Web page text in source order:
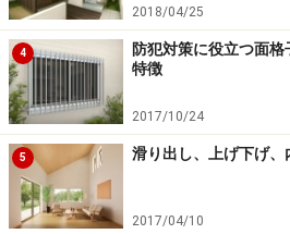
う。
■操作方法 手動タイプ・電動タ
操作方法では、従来よりある手動
あります。電動タイプは、室内
るものだけでなく、配線工事が不
能なものもみられます。
2018/04/25
4
防犯対策に役立つ面
特徴
2017/10/24
5 滑り出し、上げ下げ
2017/04/10